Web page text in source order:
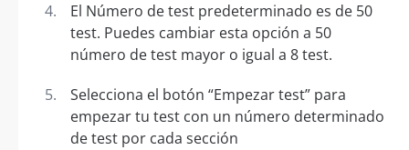
El Número de test predeterminado es de 50
test. Puedes cambiar esta opción a 50
número de test mayor o igual a 8 test.
Selecciona el botón “Empezar test” para
empezar tu test con un número determinado
de test por cada sección